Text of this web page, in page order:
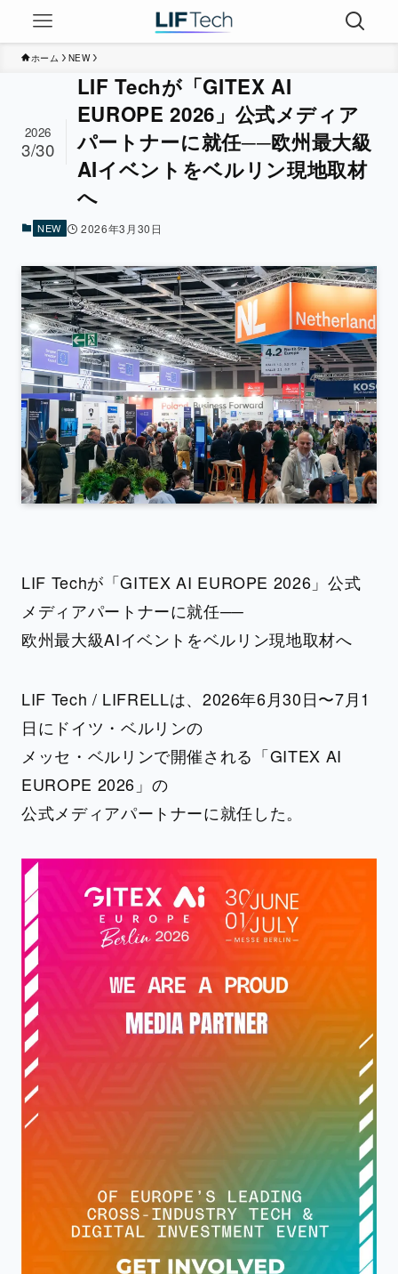
ホーム NEW
LIF Techが「GITEX AI
EUROPE 2026」公式メディア
パートナーに就任──欧州最大級
AIイベントをベルリン現地取材
へ
2026
3/30
NEW 2026年3月30日
LIF Techが「GITEX AI EUROPE 2026」公式
メディアパートナーに就任──
欧州最大級AIイベントをベルリン現地取材へ
LIF Tech / LIFRELLは、2026年6月30日〜7月1
日にドイツ・ベルリンの
メッセ・ベルリンで開催される「GITEX AI
EUROPE 2026」の
公式メディアパートナーに就任した。